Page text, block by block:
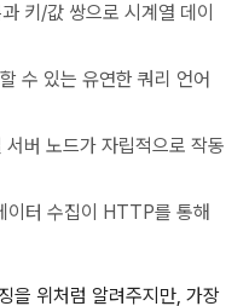
키/값 쌍으로 시계열 데이
수 있는 유연한 쿼리 언어
서버 노드가 자립적으로 작동
이터 수집이 HTTP를 통해
을 위처럼 알려주지만, 가장